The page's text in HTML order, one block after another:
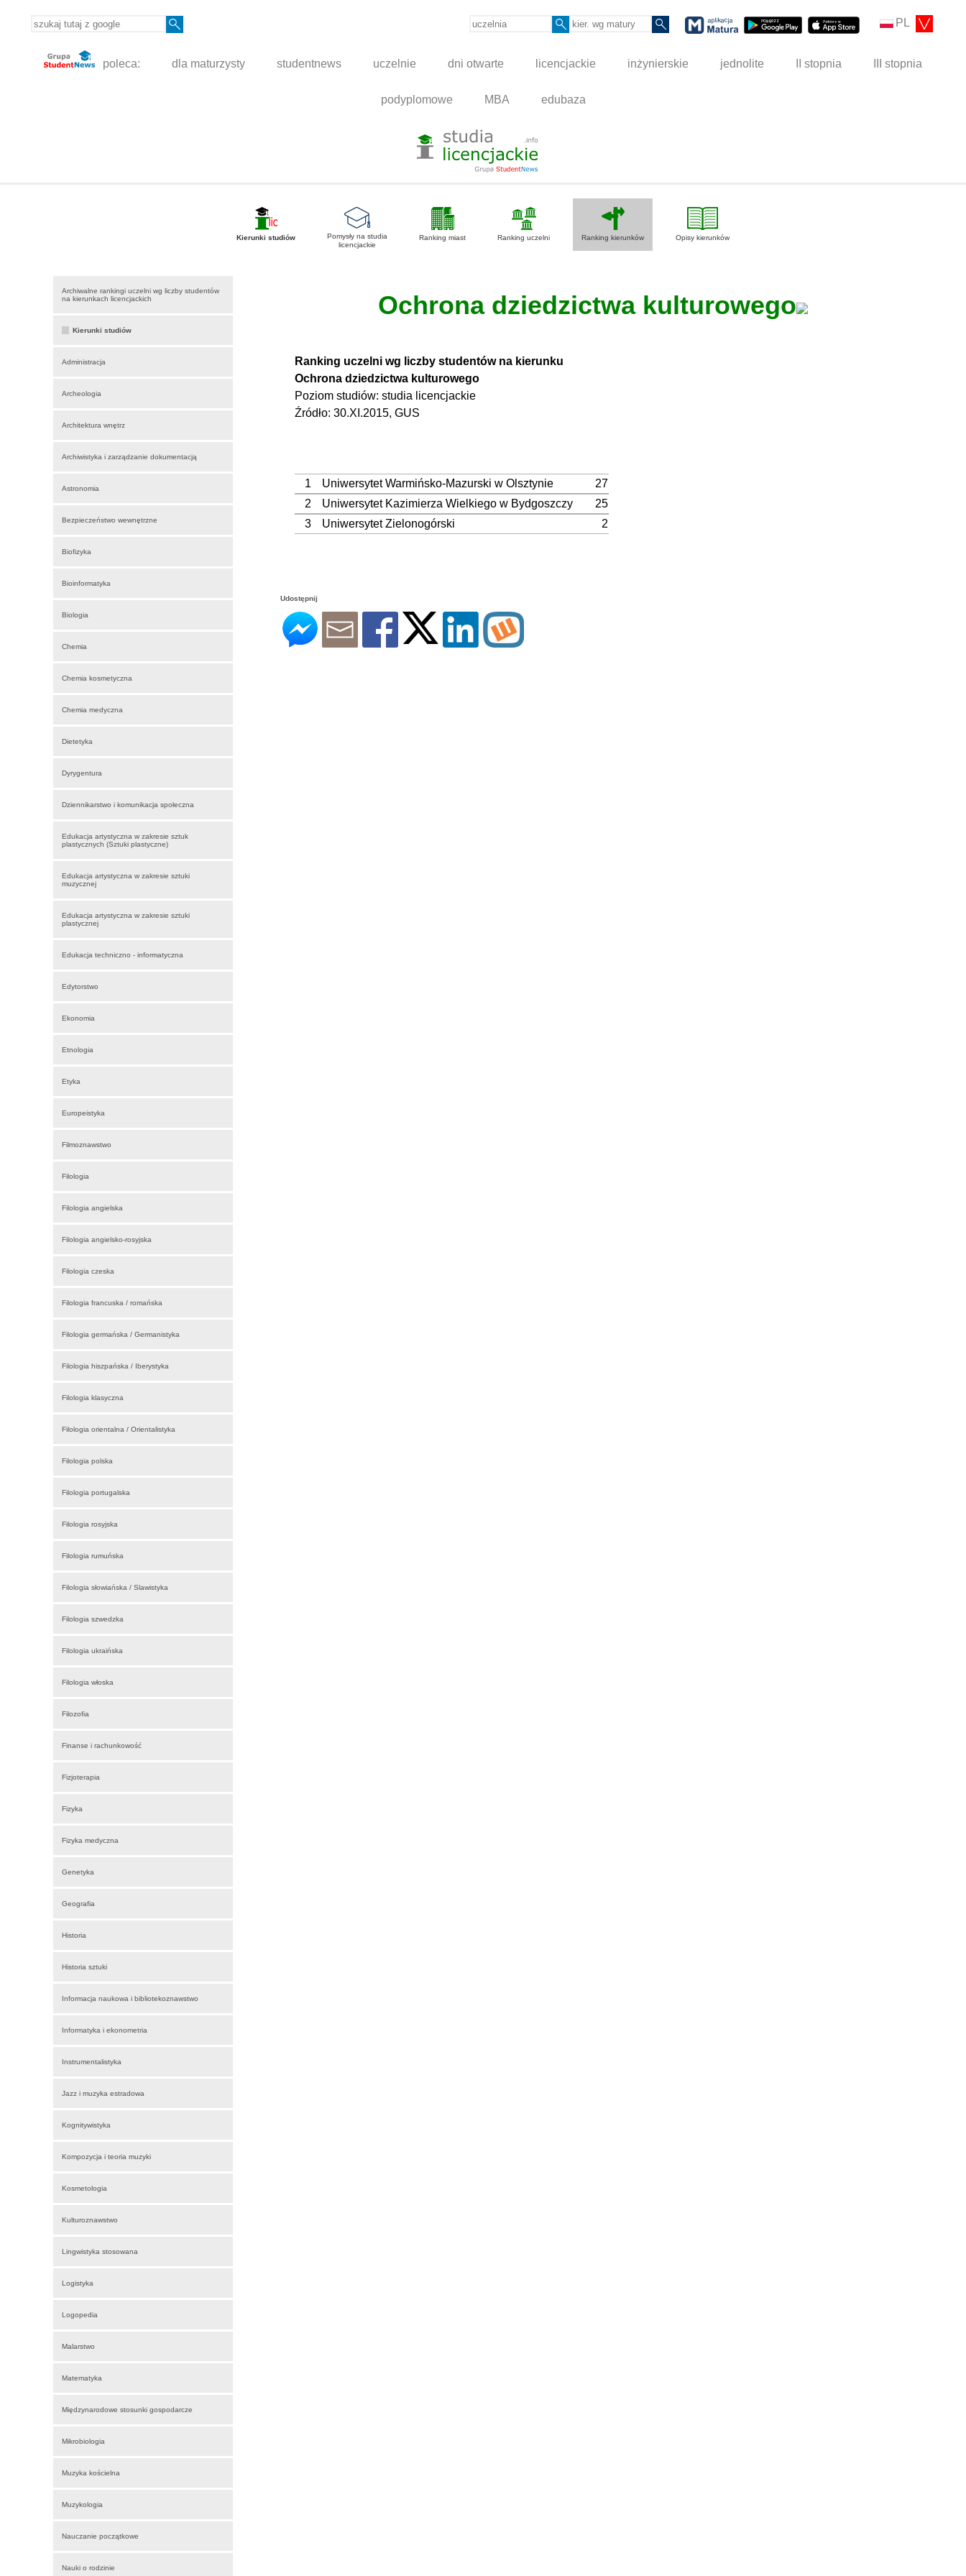
PL
poleca: dla maturzysty studentnews uczelnie dni otwarte licencjackie inżynierskie jednolite II stopnia III stopnia
podyplomowe MBA edubaza
Kierunki studiów
Pomysły na studia
licencjackie
Ranking miast Ranking uczelni Ranking kierunków Opisy kierunków
Archiwalne rankingi uczelni wg liczby studentów
na kierunkach licencjackich
Kierunki studiów
Administracja
Archeologia
Architektura wnętrz
Archiwistyka i zarządzanie dokumentacją
Astronomia
Bezpieczeństwo wewnętrzne
Biofizyka
Bioinformatyka
Biologia
Chemia
Chemia kosmetyczna
Chemia medyczna
Dietetyka
Dyrygentura
Dziennikarstwo i komunikacja społeczna
Edukacja artystyczna w zakresie sztuk
plastycznych (Sztuki plastyczne)
Edukacja artystyczna w zakresie sztuki
muzycznej
Edukacja artystyczna w zakresie sztuki
plastycznej
Edukacja techniczno - informatyczna
Edytorstwo
Ekonomia
Etnologia
Etyka
Europeistyka
Filmoznawstwo
Filologia
Filologia angielska
Filologia angielsko-rosyjska
Filologia czeska
Filologia francuska / romańska
Filologia germańska / Germanistyka
Filologia hiszpańska / Iberystyka
Filologia klasyczna
Filologia orientalna / Orientalistyka
Filologia polska
Filologia portugalska
Filologia rosyjska
Filologia rumuńska
Filologia słowiańska / Slawistyka
Filologia szwedzka
Filologia ukraińska
Filologia włoska
Filozofia
Finanse i rachunkowość
Fizjoterapia
Fizyka
Fizyka medyczna
Genetyka
Geografia
Historia
Historia sztuki
Informacja naukowa i bibliotekoznawstwo
Informatyka i ekonometria
Instrumentalistyka
Jazz i muzyka estradowa
Kognitywistyka
Kompozycja i teoria muzyki
Kosmetologia
Kulturoznawstwo
Lingwistyka stosowana
Logistyka
Logopedia
Malarstwo
Matematyka
Międzynarodowe stosunki gospodarcze
Mikrobiologia
Muzyka kościelna
Muzykologia
Nauczanie początkowe
Nauki o rodzinie
Ochrona dziedzictwa kulturowego
Ranking uczelni wg liczby studentów na kierunku
Ochrona dziedzictwa kulturowego
Poziom studiów: studia licencjackie
Źródło: 30.XI.2015, GUS
1 Uniwersytet Warmińsko-Mazurski w Olsztynie
27
2
Uniwersytet Kazimierza Wielkiego w Bydgoszczy
25
3
Uniwersytet Zielonogórski 2
Udostępnij